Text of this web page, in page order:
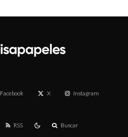
Facebook X Instagram
RSS Buscar